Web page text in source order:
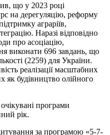
що у 2023 році
на дерегуляцію, реформу
аграріїв,
Наразі відповідно
про асоціацію,
виконати 696 завдань, що
(2259) для України.
реалізації масштабних
як будівництво олійного
програми
рік.
за програмою «5-7-